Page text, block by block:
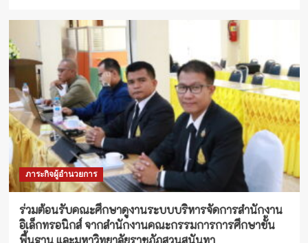
ภาระกิจผู้อำนวยการ
ร่วมต้อนรับคณะศึกษาดูงานระบบบริหารจัดการสำนักงาน
อิเล็กทรอนิกส์ จากสำนักงานคณะกรรมการการศึกษาขั้น
พื้นฐาน และมหาวิทยาลัยราชภัฏสวนสุนันทา